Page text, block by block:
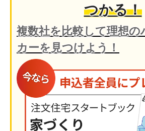
つかる！
複数社を比較して理想の
カーを見つけよう！